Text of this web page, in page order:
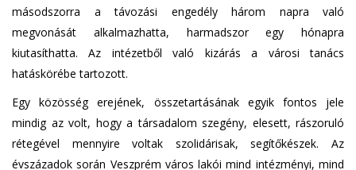
másodszorra a távozási engedély három napra való
megvonását alkalmazhatta, harmadszor egy hónapra
kiutasíthatta. Az intézetből való kizárás a városi tanács
hatáskörébe tartozott.
Egy közösség erejének, összetartásának egyik fontos jele
mindig az volt, hogy a társadalom szegény, elesett, rászoruló
rétegével mennyire voltak szolidárisak, segítőkészek. Az
évszázadok során Veszprém város lakói mind intézményi, mind